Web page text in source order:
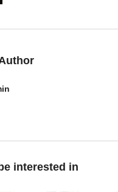
interested in